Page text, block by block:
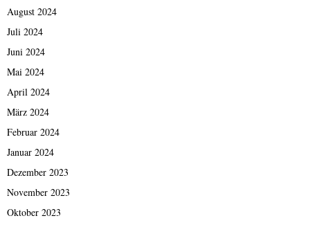
August 2024
Juli 2024
Juni 2024
Mai 2024
April 2024
März 2024
Februar 2024
Januar 2024
Dezember 2023
November 2023
Oktober 2023